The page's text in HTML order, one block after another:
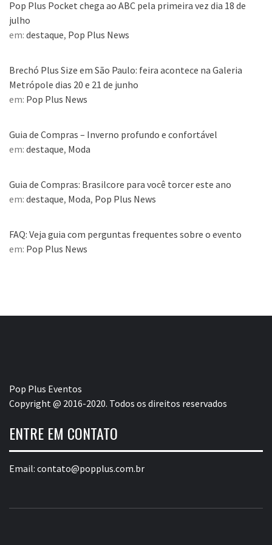
Pop Plus Pocket chega ao ABC pela primeira vez dia 18 de
julho
em: destaque, Pop Plus News
Brechó Plus Size em São Paulo: feira acontece na Galeria
Metrópole dias 20 e 21 de junho
em: Pop Plus News
Guia de Compras – Inverno profundo e confortável
em: destaque, Moda
Guia de Compras: Brasilcore para você torcer este ano
em: destaque, Moda, Pop Plus News
FAQ: Veja guia com perguntas frequentes sobre o evento
em: Pop Plus News
Pop Plus Eventos
Copyright @ 2016-2020. Todos os direitos reservados
ENTRE EM CONTATO
Email: contato@popplus.com.br